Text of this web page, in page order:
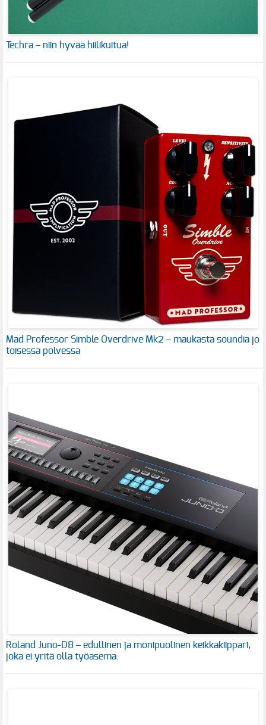
Techra – niin hyvää hiilikuitua!
Mad Professor Simble Overdrive Mk2 – maukasta soundia jo
toisessa polvessa
Roland Juno-D8 – edullinen ja monipuolinen keikkakiippari,
joka ei yritä olla työasema.